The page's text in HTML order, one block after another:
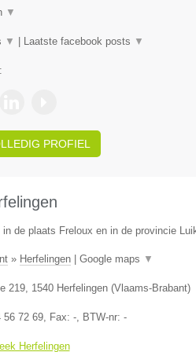
▼
▼ Laatste facebook posts ▼
PROFIEL
in de plaats Freloux en in de provincie
» Herfelingen| Google maps ▼
219, 1540 Herfelingen(Vlaams-Brabant)
56 72 69, Fax: -, BTW-nr: -
Herfelingen